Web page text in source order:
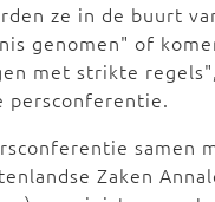
ze in de buurt
genomen" of
met strikte
persconferentie.
samen
Zaken